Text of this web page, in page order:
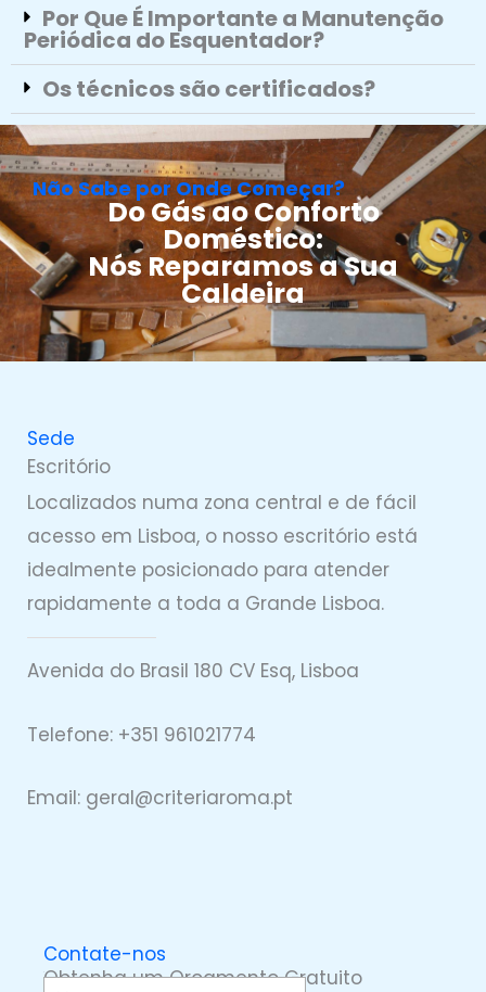
Por Que É Importante a Manutenção
Periódica do Esquentador?
Os técnicos são certificados?
Não Sabe por Onde Começar?
Do Gás ao Conforto
Doméstico:
Nós Reparamos a Sua
Caldeira
Sede
Escritório
Localizados numa zona central e de fácil
acesso em Lisboa, o nosso escritório está
idealmente posicionado para atender
rapidamente a toda a Grande Lisboa.
Avenida do Brasil 180 CV Esq, Lisboa
Telefone: +351 961021774
Email: geral@criteriaroma.pt
Contate-nos
Obtenha um Orçamento Gratuito